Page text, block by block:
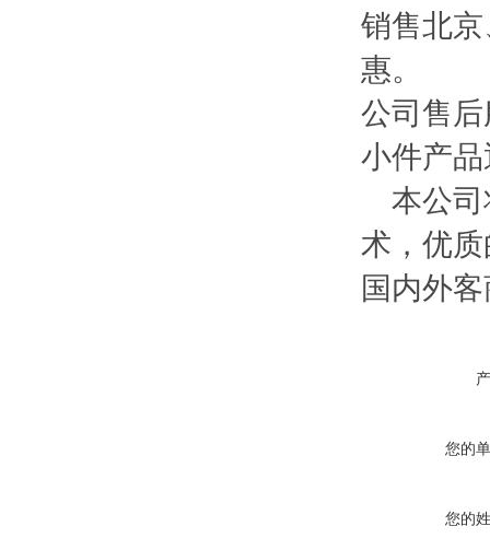
销售北
惠。
公司售
小件产
本公司
术，优
国内外
您的
您的